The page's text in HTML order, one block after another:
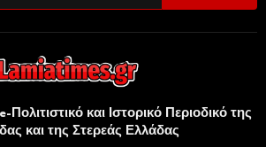
και Ιστορικό Περιοδικό της
και της Στερεάς Ελλάδας